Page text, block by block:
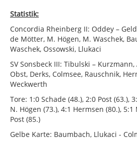
Statistik:
Concordia Rheinberg II: Oddey –
de Mötter, M. Högen, M. Waschek,
Waschek, Ossowski, Llukaci
SV Sonsbeck III: Tibulski –
Obst, Derks, Colmsee, Rauschnik,
Weckwerth
Tore: 1:0 Schade (48.), 2:0 Post (63.),
N. Högen (73.), 4:1 Hermsen (80.), 5:1
Post (85.)
Gelbe Karte: Baumbach, Llukaci -